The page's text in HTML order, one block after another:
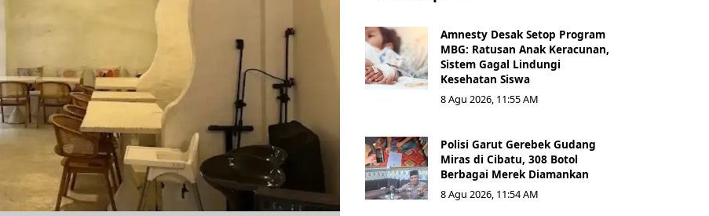
Amnesty Desak Setop Program
MBG: Ratusan Anak Keracunan,
Sistem Gagal Lindungi
Kesehatan Siswa
8 Agu 2026, 11:55 AM
Polisi Garut Gerebek Gudang
Miras di Cibatu, 308 Botol
Berbagai Merek Diamankan
8 Agu 2026, 11:54 AM